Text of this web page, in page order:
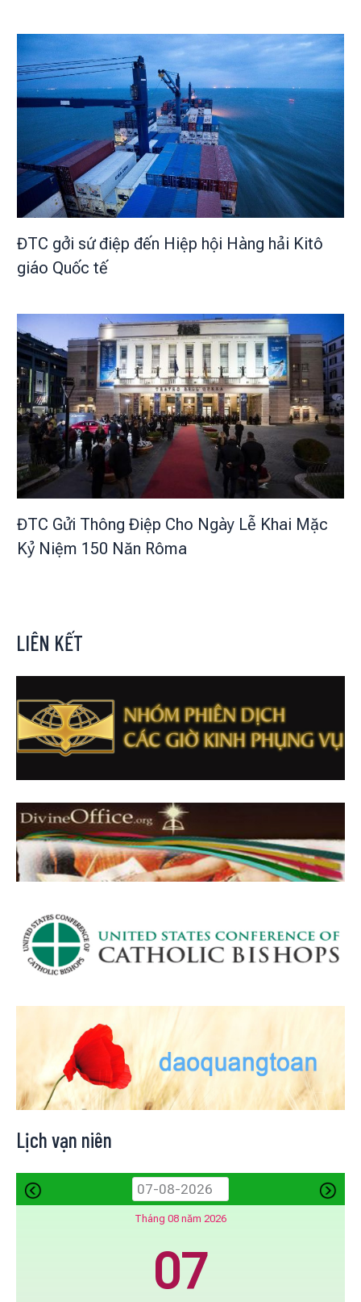
ĐTC gởi sứ điệp đến Hiệp hội Hàng hải Kitô
giáo Quốc tế
ĐTC Gửi Thông Điệp Cho Ngày Lễ Khai Mặc
Kỷ Niệm 150 Năn Rôma
LIÊN KẾT
Lịch vạn niên
Tháng 08 năm 2026
07